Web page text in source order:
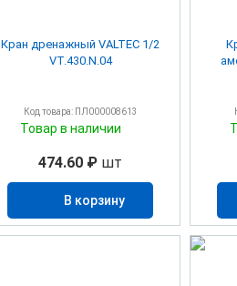
Кран дренажный VALTEC 1/2
VT.430.N.04
Код товара: ПЛ000008613
Товар в наличии
474.60 ₽ шт
В корзину